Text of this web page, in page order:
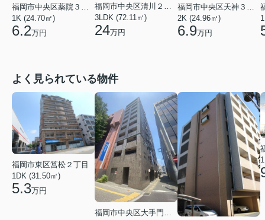
1K (24.70㎡)
6.2万円
福岡市中央区清川２丁目
3LDK (72.11㎡)
24万円
2K (24.96㎡)
6.9万円
よく見られている物件
福岡市東区筥松２丁目
1DK (31.50㎡)
5.3万円
福岡市中央区大手門３丁目